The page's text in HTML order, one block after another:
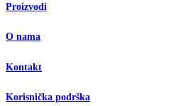
Proizvodi
O nama
Kontakt
Korisnička podrška